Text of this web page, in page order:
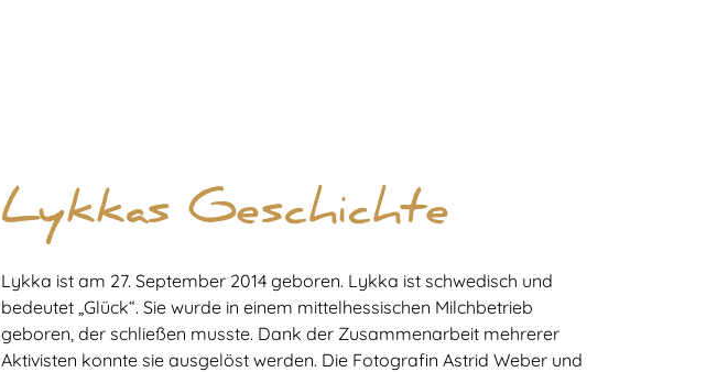
Lykkas Geschichte
Lykka ist am 27. September 2014 geboren. Lykka ist schwedisch und
bedeutet „Glück“. Sie wurde in einem mittelhessischen Milchbetrieb
geboren, der schließen musste. Dank der Zusammenarbeit mehrerer
Aktivisten konnte sie ausgelöst werden. Die Fotografin Astrid Weber und